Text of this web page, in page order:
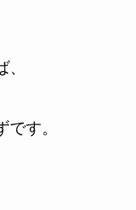
す。